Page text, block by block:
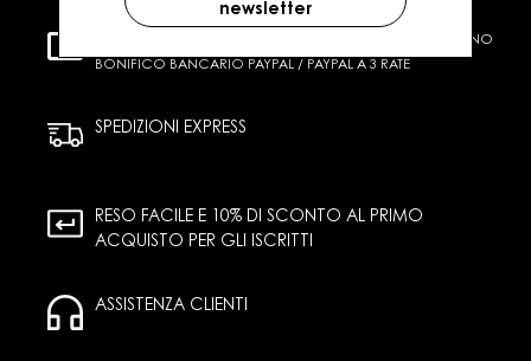
CARTA DI CREDITO CONTRASSEGNO
BONIFICO BANCARIO PAYPAL / PAYPAL A 3 RATE
SPEDIZIONI EXPRESS
RESO FACILE E 10% DI SCONTO AL PRIMO
ACQUISTO PER GLI ISCRITTI
ASSISTENZA CLIENTI
newsletter